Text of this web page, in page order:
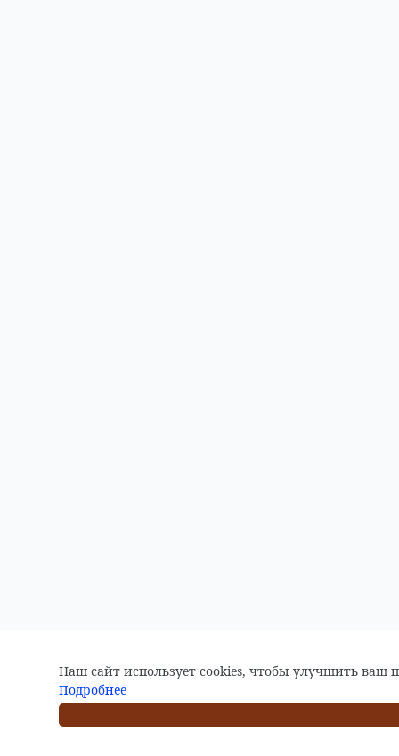
Наш сайт использует cookies, чтобы улучшить ваш
Подробнее